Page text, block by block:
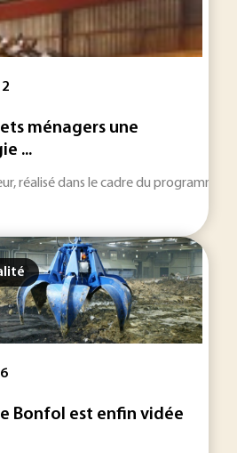
ménagers une
...
réalisé dans le cadre du programme
Bonfol est enfin vidée